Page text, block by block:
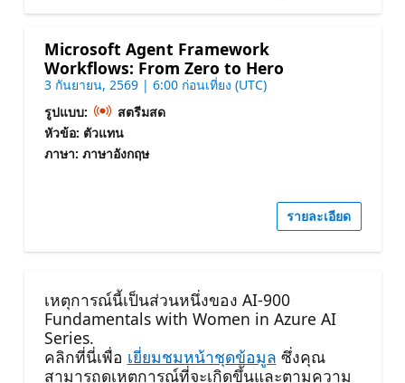
Microsoft Agent Framework
Workflows: From Zero to Hero
3 กันยายน, 2569 | 6:00 ก่อนเที่ยง (UTC)
รูปแบบ:
สตรีมสด
หัวข้อ: ตัวแทน
ภาษา: ภาษาอังกฤษ
รายละเอียด
เหตุการณ์นี้เป็นส่วนหนึ่งของ AI-900
Fundamentals with Women in Azure AI
Series.
คลิกที่นี่เพื่อ เยี่ยมชมหน้าชุดข้อมูล ซึ่งคุณ
สามารถดูเหตุการณ์ที่จะเกิดขึ้นและตามความ